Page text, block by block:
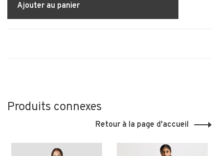
Ajouter au panier
Produits connexes
Retour à la page d'accueil